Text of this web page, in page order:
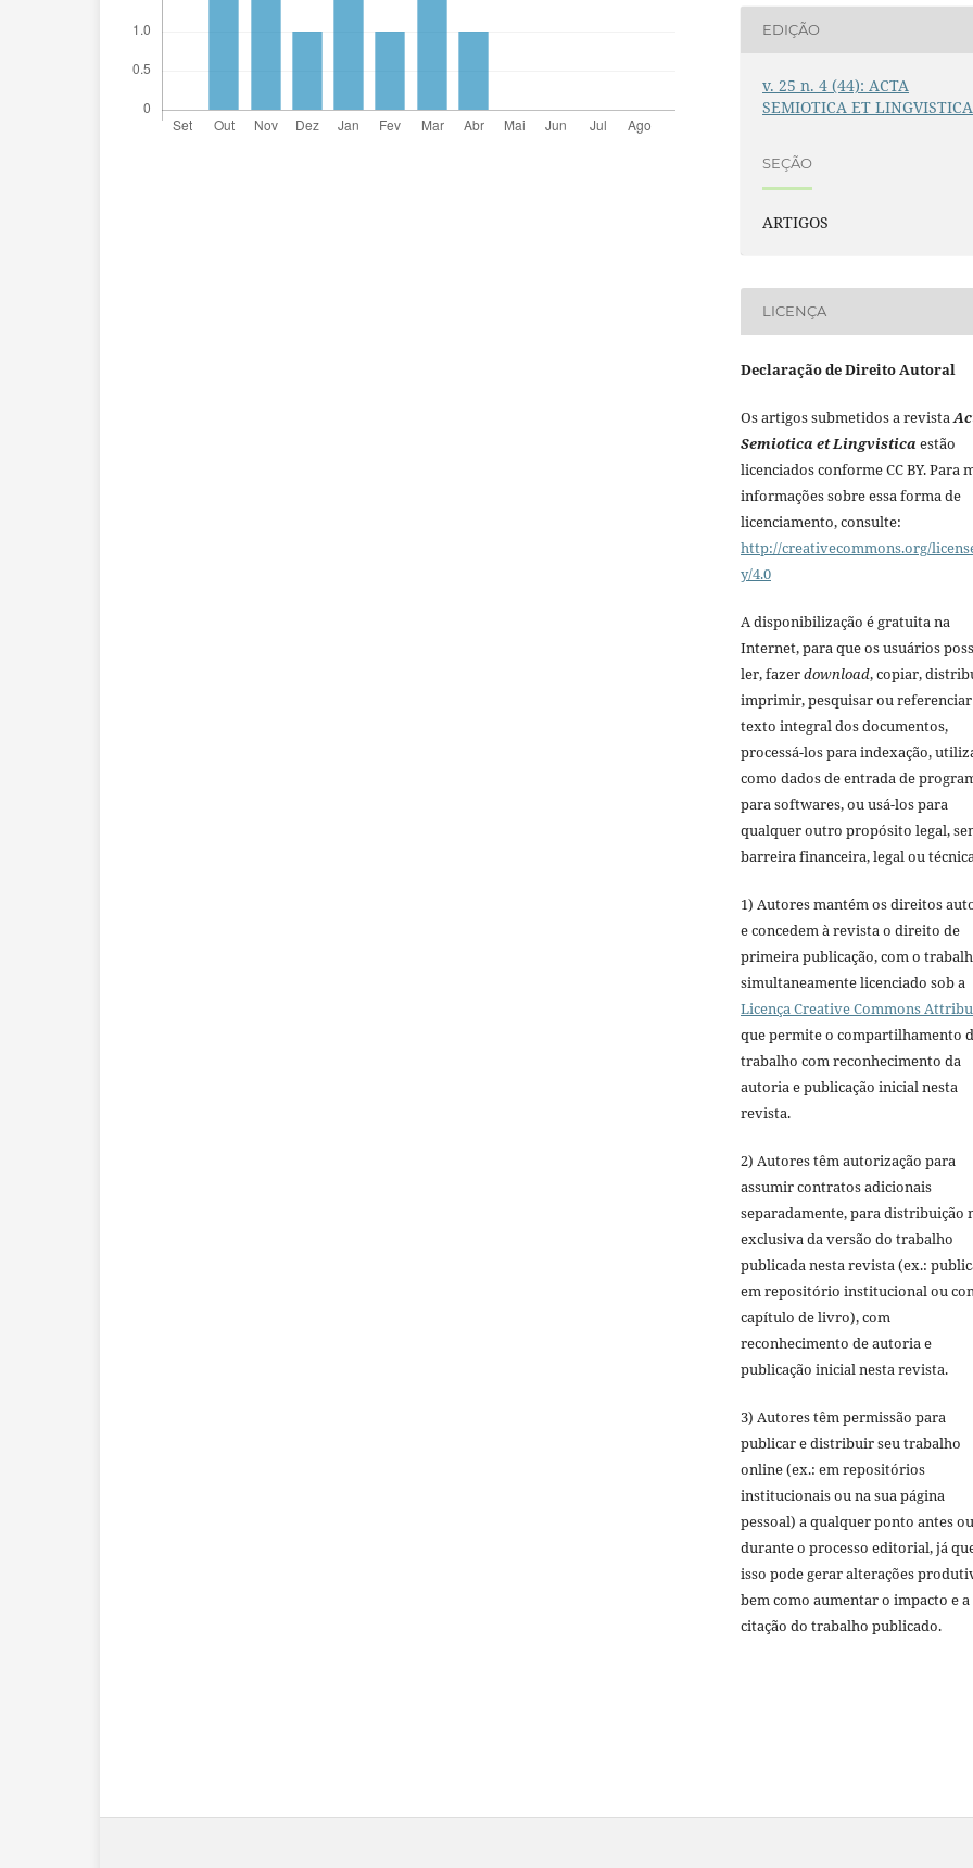
EDIÇÃO
v. 25 n. 4 (44): ACTA
SEMIOTICA ET LINGVISTICA
SEÇÃO
ARTIGOS
LICENÇA
Declaração de Direito Autoral
Os artigos submetidos a revista
Semiotica et Lingvistica estão
licenciados conforme CC BY. Para
informações sobre essa forma de
licenciamento, consulte:
http://creativecommons.org/
y/4.0
A disponibilização é gratuita na
Internet, para que os usuários
ler, fazerdownload, copiar,
imprimir, pesquisar ou
texto integral dos documentos,
processá-los para indexação,
como dados de entrada de
para softwares, ou usá-los para
qualquer outro propósito legal,
barreira financeira, legal ou
1) Autores mantém os direitos
e concedem à revista o direito de
primeira publicação, com o
simultaneamente licenciado sob a
Licença Creative Commons
que permite o compartilhamento
trabalho com reconhecimento da
autoria e publicação inicial nesta
revista.
2) Autores têm autorização para
assumir contratos adicionais
separadamente, para distribuição
exclusiva da versão do trabalho
publicada nesta revista (ex.:
em repositório institucional ou
capítulo de livro), com
reconhecimento de autoria e
publicação inicial nesta revista.
3) Autores têm permissão para
publicar e distribuir seu trabalho
online (ex.: em repositórios
institucionais ou na sua página
pessoal) a qualquer ponto antes ou
durante o processo editorial, já
isso pode gerar alterações
bem como aumentar o impacto e a
citação do trabalho publicado.